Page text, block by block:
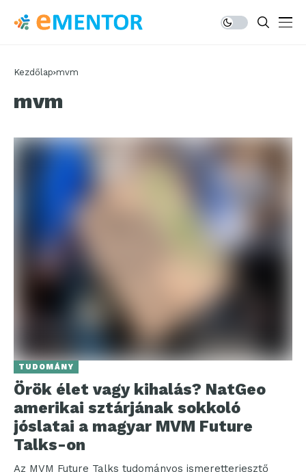
Kezdőlap mvm
mvm
TUDOMÁNY
Örök élet vagy kihalás? NatGeo
amerikai sztárjának sokkoló
jóslatai a magyar MVM Future
Talks-on
Az MVM Future Talks tudományos ismeretterjesztő